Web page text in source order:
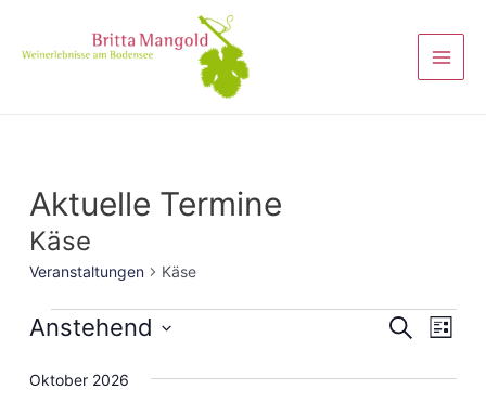
Aktuelle Termine
Käse
Veranstaltungen Käse
SucheListe
Anstehend
wählen.
Oktober 2026